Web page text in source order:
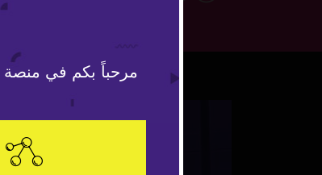
مرحباً بكم في منصة